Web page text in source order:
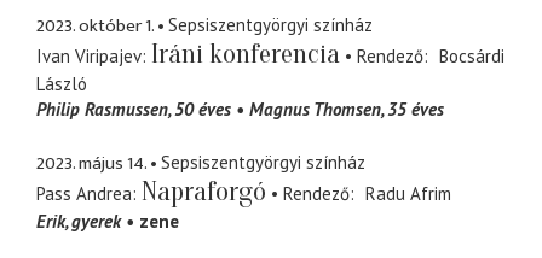
2023. október 1.
Sepsiszentgyörgyi színház
Ivan Viripajev Iráni konferencia Rendező
Bocsárdi
László
Philip Rasmussen, 50 éves
Magnus Thomsen, 35 éves
2023. május 14.
Sepsiszentgyörgyi színház
Pass Andrea Napraforgó Rendező
Radu Afrim
Erik gyerek zene